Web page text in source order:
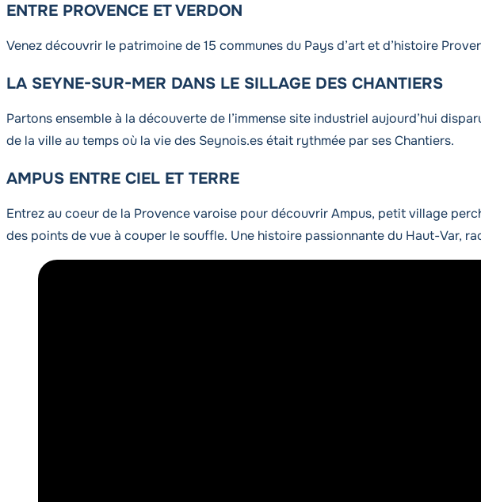
ENTRE PROVENCE ET VERDON
Venez découvrir le patrimoine de 15 communes du Pays d’art et d’histoire
LA SEYNE-SUR-MER DANS LE SILLAGE DES CHANTIERS
Partons ensemble à la découverte de l’immense site industriel aujourd’hui
de la ville au temps où la vie des Seynois.es était rythmée par ses Chantiers.
AMPUS ENTRE CIEL ET TERRE
Entrez au coeur de la Provence varoise pour découvrir Ampus, petit village
des points de vue à couper le souffle. Une histoire passionnante du Haut-Var,